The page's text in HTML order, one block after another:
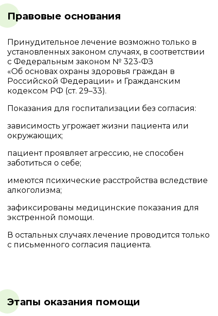
Правовые основания
Принудительное лечение возможно только в
установленных законом случаях, в соответствии
с Федеральным законом № 323-ФЗ
«Об основах охраны здоровья граждан в
Российской Федерации» и Гражданским
кодексом РФ (ст. 29–33).
Показания для госпитализации без согласия:
зависимость угрожает жизни пациента или
окружающих;
пациент проявляет агрессию, не способен
заботиться о себе;
имеются психические расстройства вследствие
алкоголизма;
зафиксированы медицинские показания для
экстренной помощи.
В остальных случаях лечение проводится только
с письменного согласия пациента.
Этапы оказания помощи